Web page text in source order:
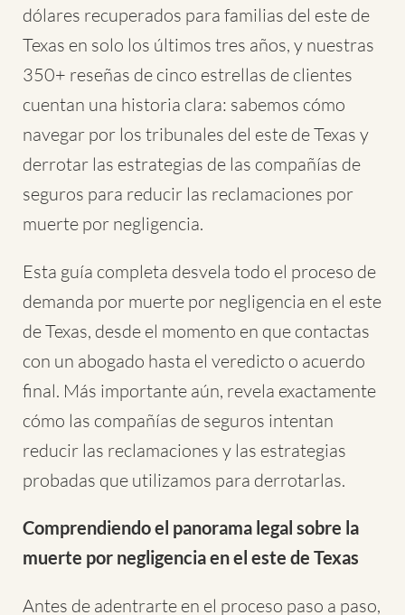
dólares recuperados para familias del este de
Texas en solo los últimos tres años, y nuestras
350+ reseñas de cinco estrellas de clientes
cuentan una historia clara: sabemos cómo
navegar por los tribunales del este de Texas y
derrotar las estrategias de las compañías de
seguros para reducir las reclamaciones por
muerte por negligencia.
Esta guía completa desvela todo el proceso de
demanda por muerte por negligencia en el este
de Texas, desde el momento en que contactas
con un abogado hasta el veredicto o acuerdo
final. Más importante aún, revela exactamente
cómo las compañías de seguros intentan
reducir las reclamaciones y las estrategias
probadas que utilizamos para derrotarlas.
Comprendiendo el panorama legal sobre la
muerte por negligencia en el este de Texas
Antes de adentrarte en el proceso paso a paso,